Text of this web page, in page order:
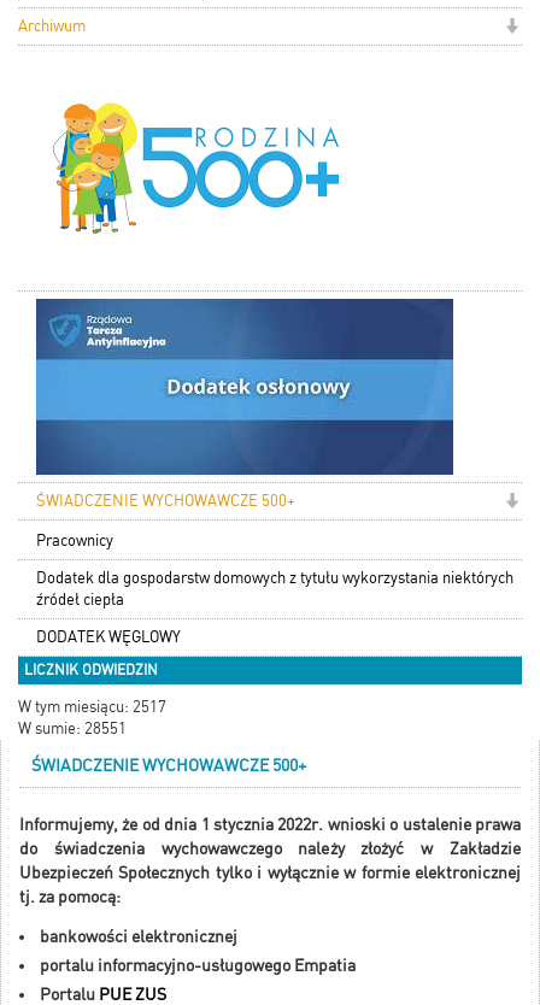
Archiwum
ŚWIADCZENIE WYCHOWAWCZE 500+
Pracownicy
Dodatek dla gospodarstw domowych z tytułu wykorzystania niektórych
źródeł ciepła
DODATEK WĘGLOWY
LICZNIK ODWIEDZIN
W tym miesiącu: 2517
W sumie: 28551
ŚWIADCZENIE WYCHOWAWCZE 500+
Informujemy, że od dnia 1 stycznia 2022r. wnioski o ustalenie prawa
do świadczenia wychowawczego należy złożyć w Zakładzie
Ubezpieczeń Społecznych tylko i wyłącznie w formie elektronicznej
tj. za pomocą:
bankowości elektronicznej
portalu informacyjno-usługowego Empatia
Portalu PUE ZUS